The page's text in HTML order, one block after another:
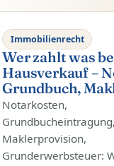
Immobilienrecht
Wer zahlt was
Hausverkauf –
Grundbuch,
Notarkosten,
Maklerprovision,
Grunderwerbsteuer: